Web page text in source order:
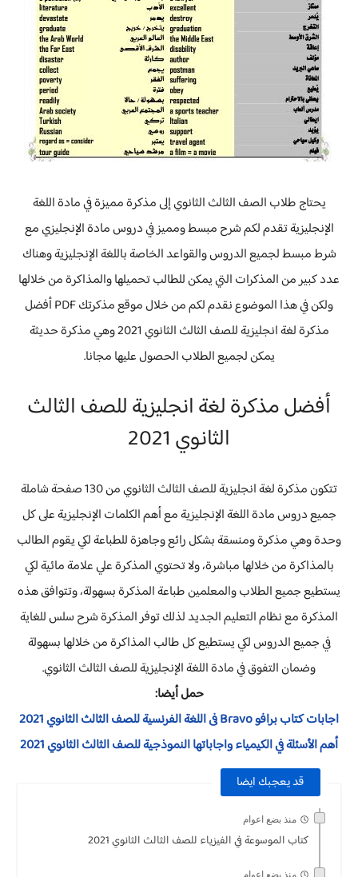
يحتاج طلاب الصف الثالث الثانوي إلى مذكرة مميزة في مادة اللغة
الإنجليزية تقدم لكم شرح مبسط ومميز في دروس مادة الإنجليزي مع
شرط مبسط لجميع الدروس والقواعد الخاصة باللغة الإنجليزية وهناك
عدد كبير من المذكرات التي يمكن للطالب تحميلها والمذاكرة من خلالها
ولكن في هذا الموضوع نقدم لكم من خلال موقع مذكرتك PDF أفضل
مذكرة لغة انجليزية للصف الثالث الثانوي 2021 وهي مذكرة حديثة
يمكن لجميع الطلاب الحصول عليها مجانا.
أفضل مذكرة لغة انجليزية للصف الثالث
الثانوي 2021
تتكون مذكرة لغة انجليزية للصف الثالث الثانوي من 130 صفحة شاملة
جميع دروس مادة اللغة الإنجليزية مع أهم الكلمات الإنجليزية على كل
وحدة وهي مذكرة ومنسقة بشكل رائع وجاهزة للطباعة لكي يقوم الطالب
بالمذاكرة من خلالها مباشرة، ولا تحتوي المذكرة علي علامة مائية لكي
يستطيع جميع الطلاب والمعلمين طباعة المذكرة بسهولة، وتتوافق هذه
المذكرة مع نظام التعليم الجديد لذلك توفر المذكرة شرح سلس للغاية
في جميع الدروس لكي يستطيع كل طالب المذاكرة من خلالها بسهولة
وضمان التفوق في مادة اللغة الإنجليزية للصف الثالث الثانوي.
حمل أيضا:
اجابات كتاب برافو Bravo فى اللغة الفرنسية للصف الثالث الثانوي 2021
أهم الأسئلة في الكيمياء واجاباتها النموذجية للصف الثالث الثانوي 2021
قد يعجبك ايضا
منذ بضع اعوام
كتاب الموسوعة في الفيزياء للصف الثالث الثانوي 2021
منذ بضع اعوام